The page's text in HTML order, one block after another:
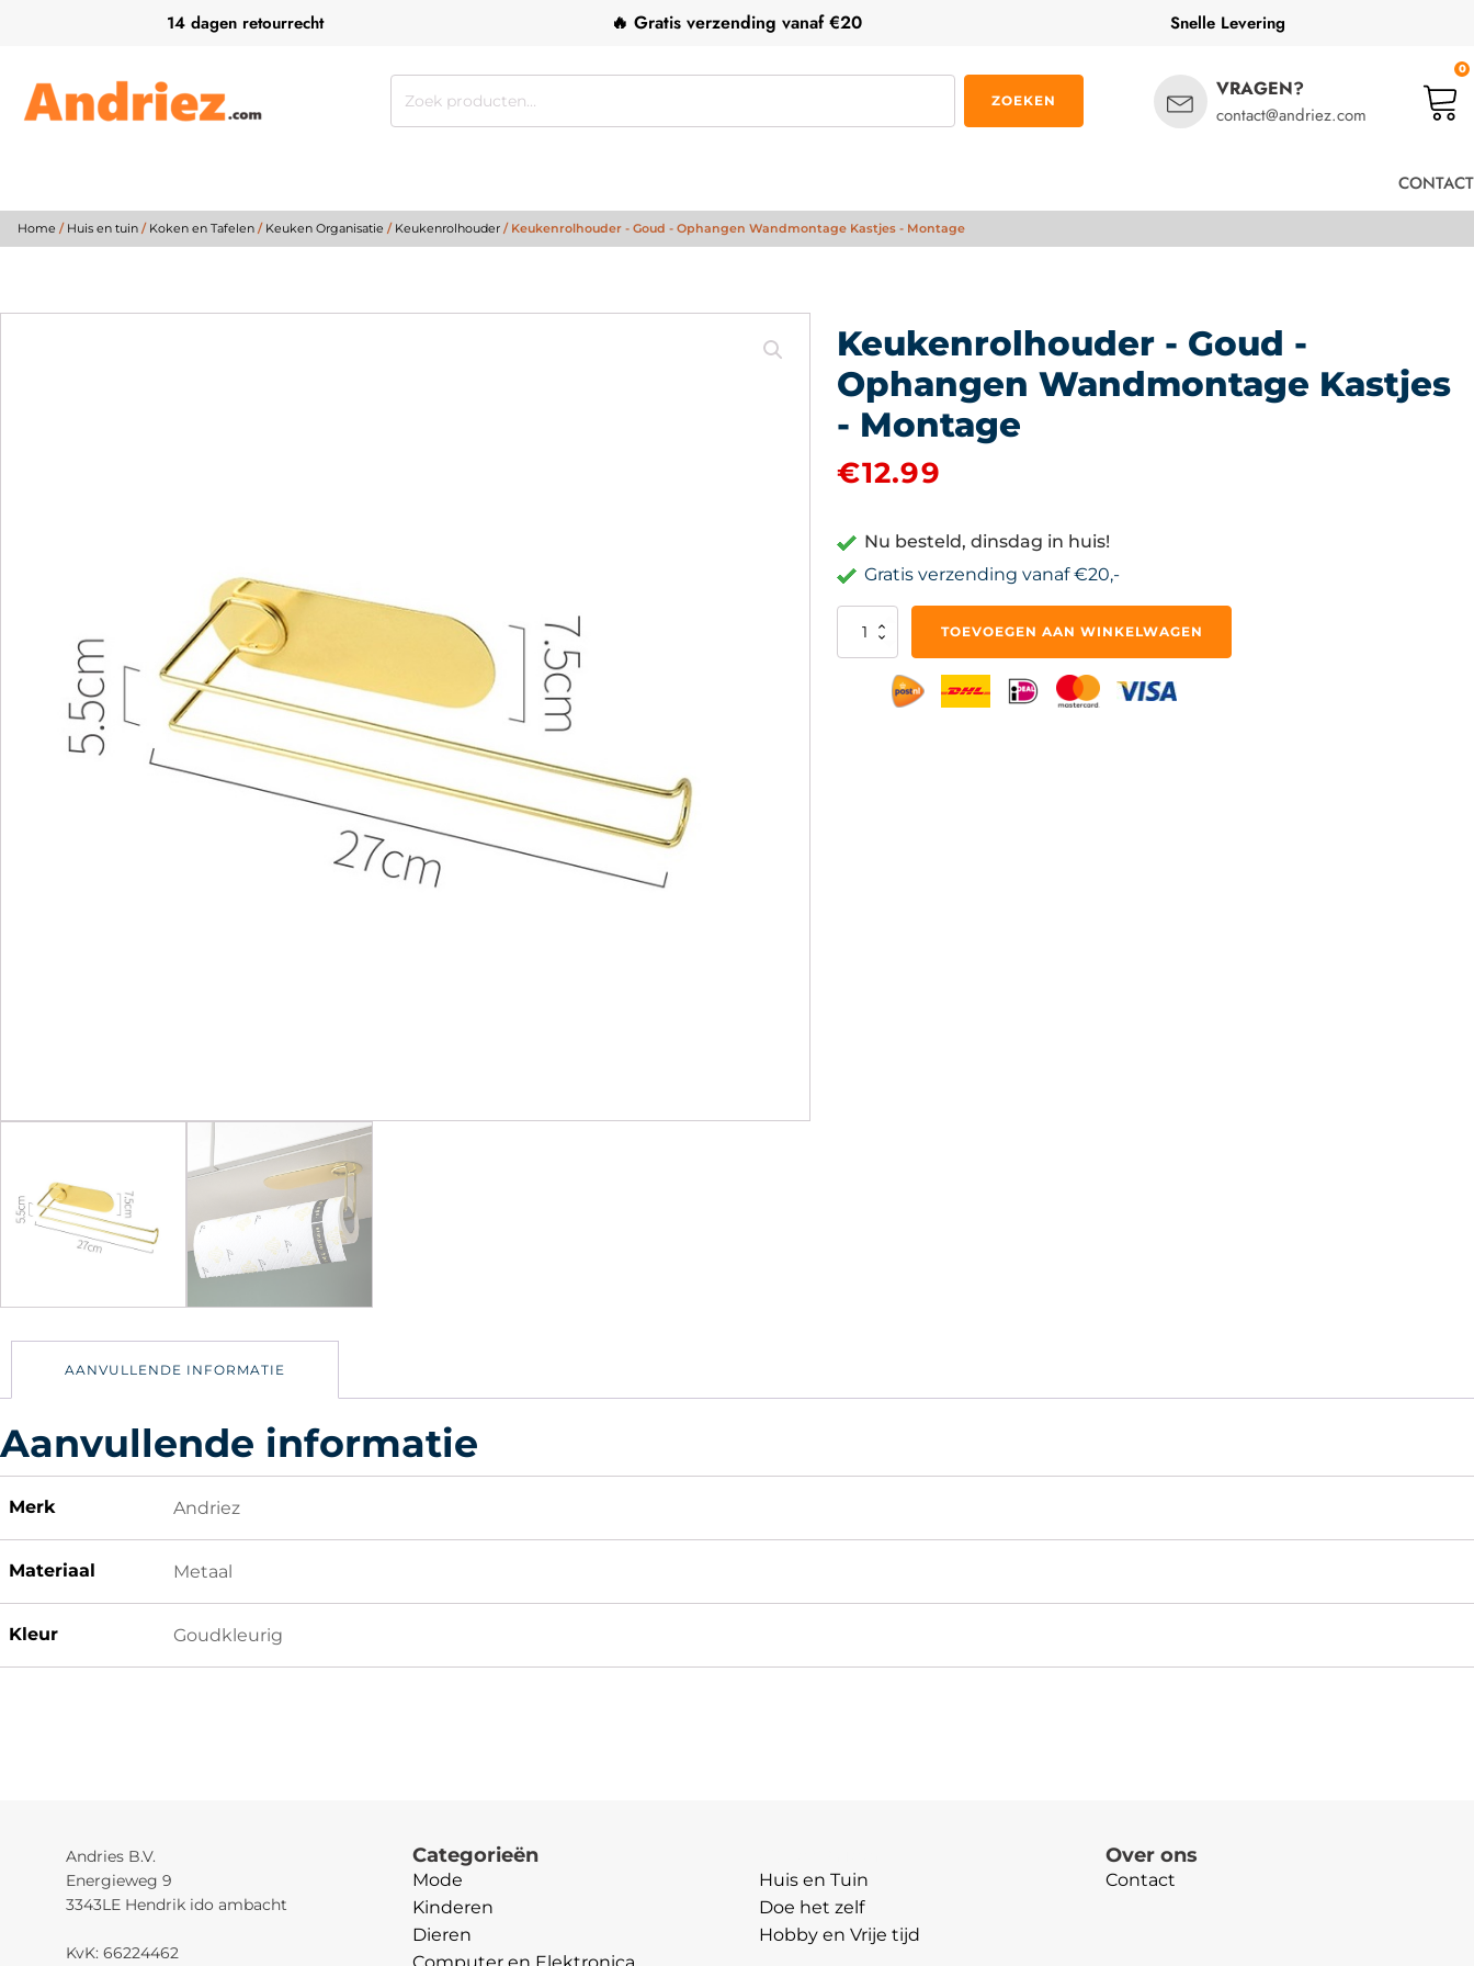
14 dagen retourrecht 🔥 Gratis verzending vanaf €20 Snelle Levering
Zoeken
ZOEKEN VRAGEN?
contact@andriez.com
0
CONTACT
Home / Huis en tuin / Koken en Tafelen / Keuken Organisatie / Keukenrolhouder / Keukenrolhouder - Goud - Ophangen Wandmontage Kastjes - Montage
Keukenrolhouder - Goud -
Ophangen Wandmontage Kastjes
- Montage
€12.99
Nu besteld, dinsdag in huis!
Gratis verzending vanaf €20,-
Keukenrolhouder
Ophangen
TOEVOEGEN AAN WINKELWAGEN
AANVULLENDE INFORMATIE
Aanvullende informatie
Merk Andriez
Materiaal Metaal
Kleur Goudkleurig
Andries B.V.
Energieweg 9
3343LE Hendrik ido ambacht
KvK: 66224462
Categorieën
Mode
Kinderen
Dieren
Huis en Tuin
Doe het zelf
Hobby en Vrije tijd
Over ons
Contact